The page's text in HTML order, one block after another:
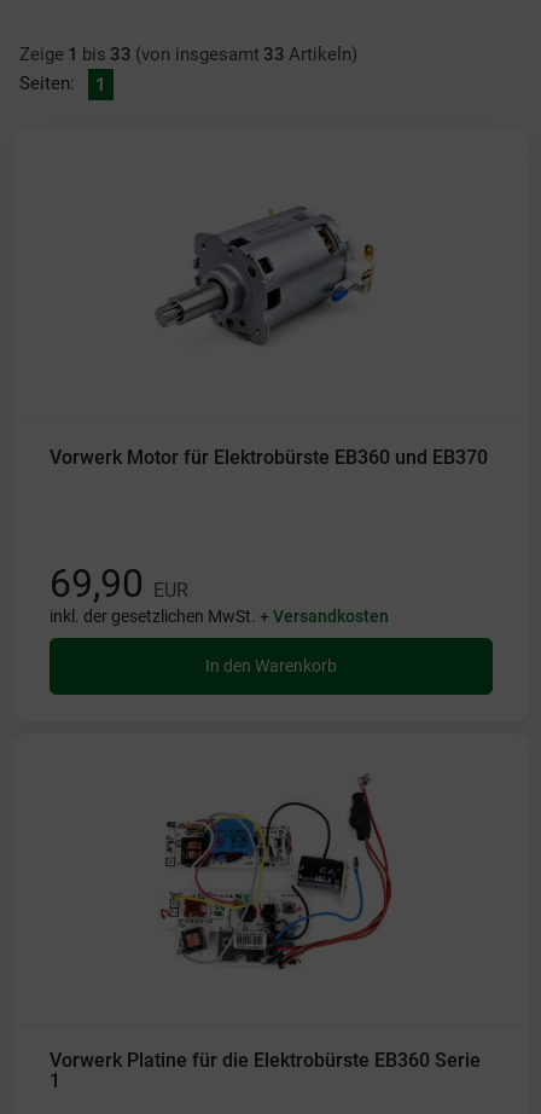
Zeige 1 bis 33 (von insgesamt 33 Artikeln)
Seiten:
1
Vorwerk Motor für Elektrobürste EB360 und EB370
69,90 EUR
inkl. der gesetzlichen MwSt. +Versandkosten
In den Warenkorb
Vorwerk Platine für die Elektrobürste EB360 Serie
1